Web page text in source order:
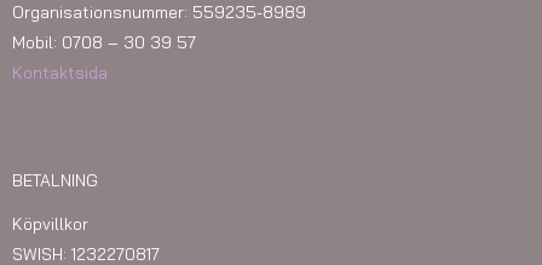
Organisationsnummer: 559235-8989
Mobil: 0708 – 30 39 57
Kontaktsida
BETALNING
Köpvillkor
SWISH: 1232270817